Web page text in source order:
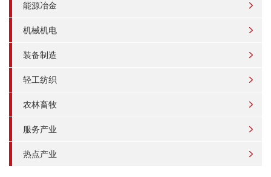
能源冶金
机械机电
装备制造
轻工纺织
农林畜牧
服务产业
热点产业